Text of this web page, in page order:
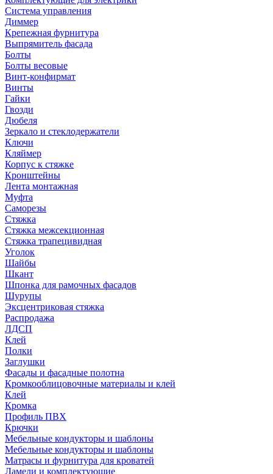
Система управления
Диммер
Крепежная фурнитура
Выпрямитель фасада
Болты
Болты весовые
Винт-конфирмат
Винты
Гайки
Гвозди
Дюбеля
Зеркало и стеклодержатели
Ключи
Кляймер
Корпус к стяжке
Кронштейны
Лента монтажная
Муфта
Саморезы
Стяжка
Стяжка межсекционная
Стяжка трапецивидная
Уголок
Шайбы
Шкант
Шпонка для рамочных фасадов
Шурупы
Эксцентриковая стяжка
Распродажа
ЛДСП
Клей
Полки
Заглушки
Фасады и фасадные полотна
Кромкооблицовочные материалы и клей
Клей
Кромка
Профиль ПВХ
Крючки
Мебельные кондукторы и шаблоны
Мебельные кондукторы и шаблоны
Матрасы и фурнитура для кроватей
Ламели и комплектующие